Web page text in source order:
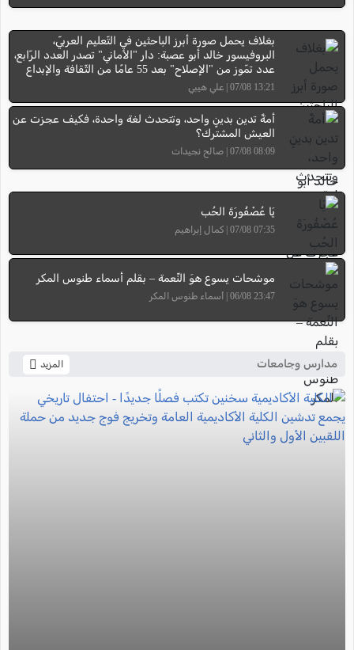
بغلاف يحمل صورة أبرز الباحثين في التّعليم العربيّ،
البروفيسور خالد أبو عصبة: دار "الأماني" تصدر العدد الرّابع،
عدد تمّوز من "الإصلاح" بعد 55 عامًا من الثّقافة والإبداع
13:21 07/08 | علي هيبي
أمةٌ تدين بدينٍ واحد، وتتحدث لغة واحدة، فكيف عجزت عن
العيش المشترك؟
08:09 07/08 | صالح نجيدات
يَا عُصْفُورَةَ الحُب
07:35 07/08 | كمال إبراهيم
موشحات يسوع هوَ النِّعمة – بقلم أسماء طنوس المكر
23:47 06/08 | أسماء طنوس المكر
مدارس وجامعات المزيد